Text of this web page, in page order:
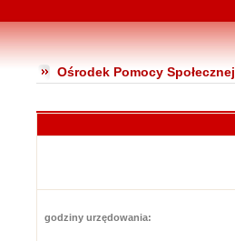
Ośrodek Pomocy Społecznej
godziny urzędowania: